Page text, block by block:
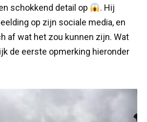
schokkend detail op
. Hij
op zijn sociale media, en
af wat het zou kunnen zijn. Wat
de eerste opmerking hieronder